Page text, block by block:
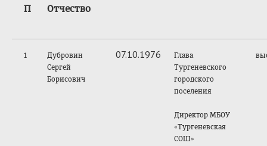
П
Отчество
1
Дубровин
Сергей
Борисович
07.10.1976
Глава
Тургеневского
городского
поселения
Директор МБОУ
«Тургеневская
СОШ»